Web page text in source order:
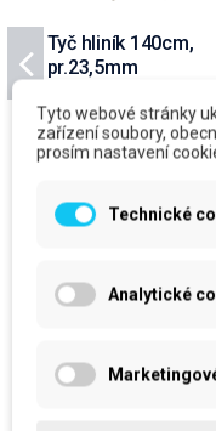
Tyč hliník 140cm,
pr.23,5mm
cena za kus: 131,85 Kč bez
DPH
prodejní jednotka: ks
159,54 KčS DPH
Tyto webové stránky
zařízení soubory,
prosím nastavení
Technické
Analytické